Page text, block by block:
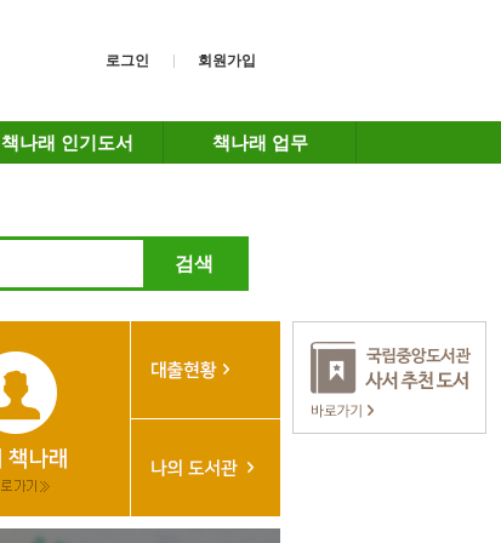
로그인 회원가입
책나래 인기도서 책나래 업무
검색